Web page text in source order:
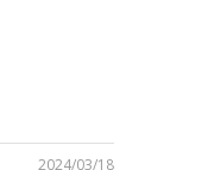
2024/03/18